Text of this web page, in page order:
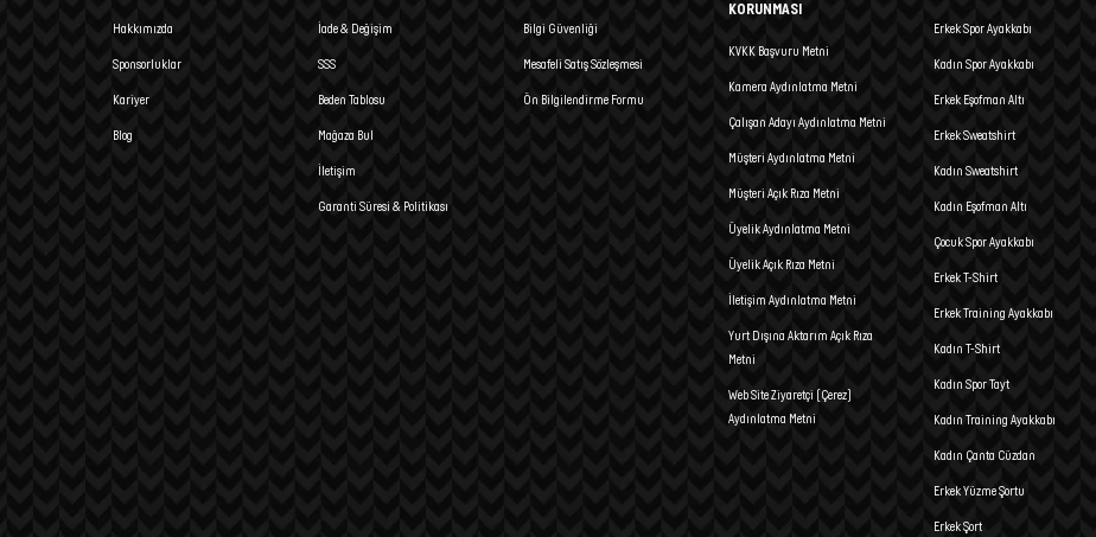
Hakkımızda
Sponsorluklar
Kariyer
Blog
İade & Değişim
SSS
Beden Tablosu
Mağaza Bul
İletişim
Garanti Süresi & Politikası
Bilgi Güvenliği
Mesafeli Satış Sözleşmesi
Ön Bilgilendirme Formu
KORUNMASI
KVKK Başvuru Metni
Kamera Aydınlatma Metni
Çalışan Adayı Aydınlatma Metni
Müşteri Aydınlatma Metni
Müşteri Açık Rıza Metni
Üyelik Aydınlatma Metni
Üyelik Açık Rıza Metni
İletişim Aydınlatma Metni
Yurt Dışına Aktarım Açık Rıza
Metni
Web Site Ziyaretçi (Çerez)
Aydınlatma Metni
Erkek Spor Ayakkabı
Kadın Spor Ayakkabı
Erkek Eşofman Altı
Erkek Sweatshirt
Kadın Sweatshirt
Kadın Eşofman Altı
Çocuk Spor Ayakkabı
Erkek T-Shirt
Erkek Training Ayakkabı
Kadın T-Shirt
Kadın Spor Tayt
Kadın Training Ayakkabı
Kadın Çanta Cüzdan
Erkek Yüzme Şortu
Erkek Şort